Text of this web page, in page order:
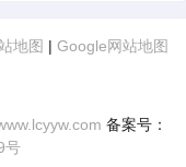
地图 | Google网站地图
备案号：
号